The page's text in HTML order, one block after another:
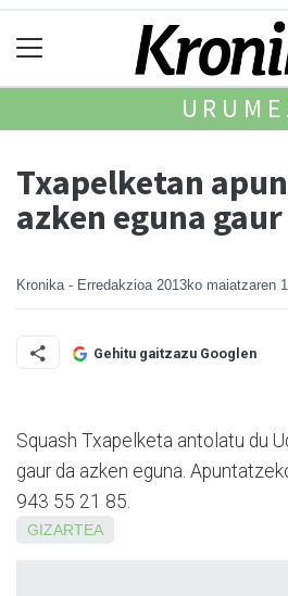
Txapelketan
azken eguna gaur
Kronika - Erredakzioa 2013ko maiatzaren
Gehitu gaitzazu Googlen
Squash Txapelketa antolatu du
gaur da azken eguna.
943 55 21 85.
GIZARTEA